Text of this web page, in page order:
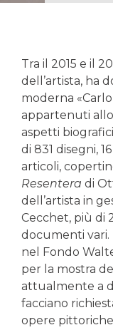
Tra il 2015 e il
dell’artista, ha
moderna
appartenuti
aspetti
di 831 disegni,
articoli,
Resentera di
dell’artista in
Cecchet, più di
documenti
nel Fondo
per la mostra
attualmente a
facciano
opere